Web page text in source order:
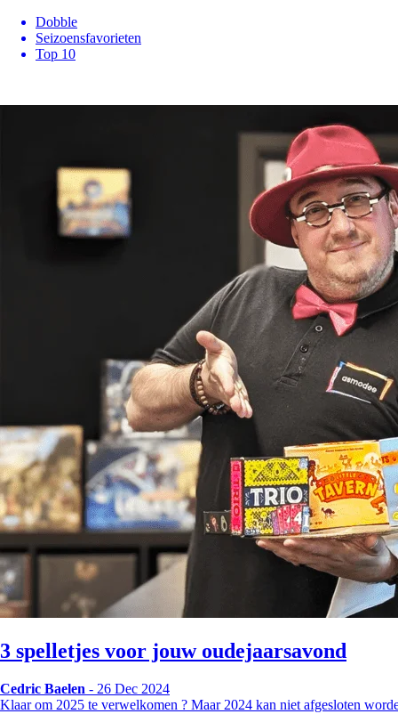
Dobble
Seizoensfavorieten
Top 10
3 spelletjes voor jouw oudejaarsavond
Cedric Baelen - 26 Dec 2024
Klaar om 2025 te verwelkomen ? Maar 2024 kan niet afgesloten